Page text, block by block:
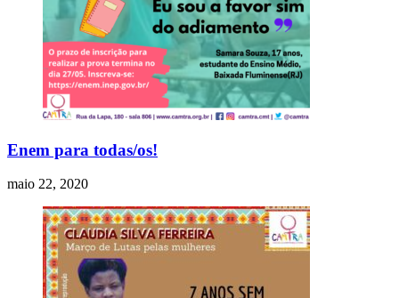
Enem para todas/os!
maio 22, 2020